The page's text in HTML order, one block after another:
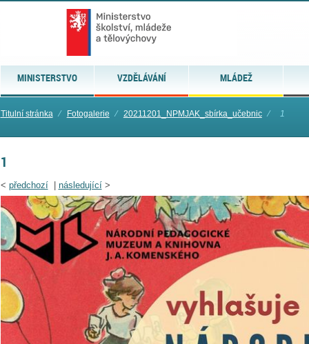
MINISTERSTVO VZDĚLÁVÁNÍ MLÁDEŽ
Titulní stránka ⁄ Fotogalerie ⁄ 20211201_NPMJAK_sbírka_učebnic ⁄ 1
1
< předchozí| následující>